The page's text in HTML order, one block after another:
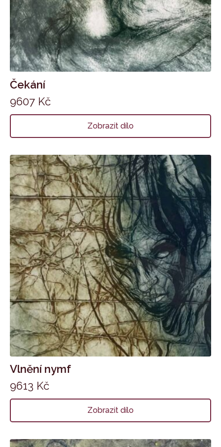
Čekání
9607 Kč
Zobrazit dílo
Vlnění nymf
9613 Kč
Zobrazit dílo